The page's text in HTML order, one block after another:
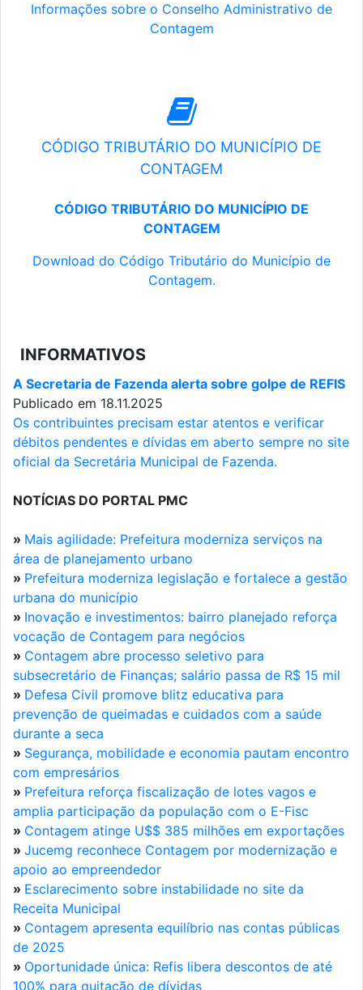
Informações sobre o Conselho Administrativo de
Contagem
CÓDIGO TRIBUTÁRIO DO MUNICÍPIO DE
CONTAGEM
CÓDIGO TRIBUTÁRIO DO MUNICÍPIO DE
CONTAGEM
Download do Código Tributário do Município de
Contagem.
INFORMATIVOS
A Secretaria de Fazenda alerta sobre golpe de REFIS
Publicado em 18.11.2025
Os contribuintes precisam estar atentos e verificar
débitos pendentes e dívidas em aberto sempre no site
oficial da Secretária Municipal de Fazenda.
NOTÍCIAS DO PORTAL PMC
» Mais agilidade: Prefeitura moderniza serviços na
área de planejamento urbano
» Prefeitura moderniza legislação e fortalece a gestão
urbana do município
» Inovação e investimentos: bairro planejado reforça
vocação de Contagem para negócios
» Contagem abre processo seletivo para
subsecretário de Finanças; salário passa de R$ 15 mil
» Defesa Civil promove blitz educativa para
prevenção de queimadas e cuidados com a saúde
durante a seca
» Segurança, mobilidade e economia pautam encontro
com empresários
» Prefeitura reforça fiscalização de lotes vagos e
amplia participação da população com o E-Fisc
» Contagem atinge U$$ 385 milhões em exportações
» Jucemg reconhece Contagem por modernização e
apoio ao empreendedor
» Esclarecimento sobre instabilidade no site da
Receita Municipal
» Contagem apresenta equilíbrio nas contas públicas
de 2025
» Oportunidade única: Refis libera descontos de até
100% para quitação de dívidas